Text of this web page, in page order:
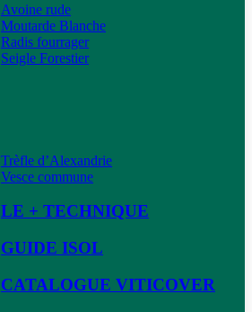
Avoine rude
Moutarde Blanche
Radis fourrager
Seigle Forestier
Trèfle d’Alexandrie
Vesce commune
LE + TECHNIQUE
GUIDE ISOL
CATALOGUE VITICOVER